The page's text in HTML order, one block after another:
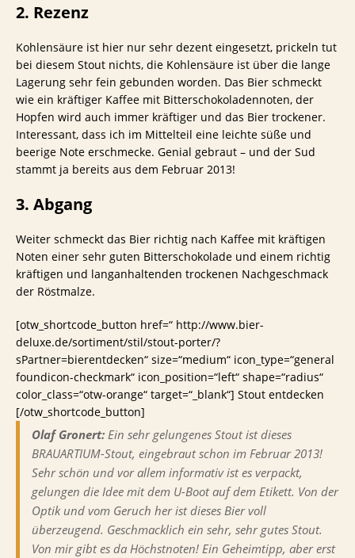
2. Rezenz
Kohlensäure ist hier nur sehr dezent eingesetzt, prickeln tut
bei diesem Stout nichts, die Kohlensäure ist über die lange
Lagerung sehr fein gebunden worden. Das Bier schmeckt
wie ein kräftiger Kaffee mit Bitterschokoladennoten, der
Hopfen wird auch immer kräftiger und das Bier trockener.
Interessant, dass ich im Mittelteil eine leichte süße und
beerige Note erschmecke. Genial gebraut – und der Sud
stammt ja bereits aus dem Februar 2013!
3. Abgang
Weiter schmeckt das Bier richtig nach Kaffee mit kräftigen
Noten einer sehr guten Bitterschokolade und einem richtig
kräftigen und langanhaltenden trockenen Nachgeschmack
der Röstmalze.
[otw_shortcode_button href=“ http://www.bier-
deluxe.de/sortiment/stil/stout-porter/?
sPartner=bierentdecken“ size=“medium“ icon_type=“general
foundicon-checkmark“ icon_position=“left“ shape=“radius“
color_class=“otw-orange“ target=“_blank“] Stout entdecken
[/otw_shortcode_button]
Olaf Gronert: Ein sehr gelungenes Stout ist dieses
BRAUARTIUM-Stout, eingebraut schon im Februar 2013!
Sehr schön und vor allem informativ ist es verpackt,
gelungen die Idee mit dem U-Boot auf dem Etikett. Von der
Optik und vom Geruch her ist dieses Bier voll
überzeugend. Geschmacklich ein sehr, sehr gutes Stout.
Von mir gibt es da Höchstnoten! Ein Geheimtipp, aber erst